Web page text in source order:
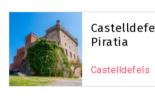
Piratia
Castelldefels